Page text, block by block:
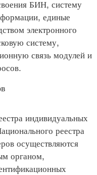
БИН, систему
единые
электронного
систему,
связь модулей и
индивидуальных
реестра
осуществляются
органом,